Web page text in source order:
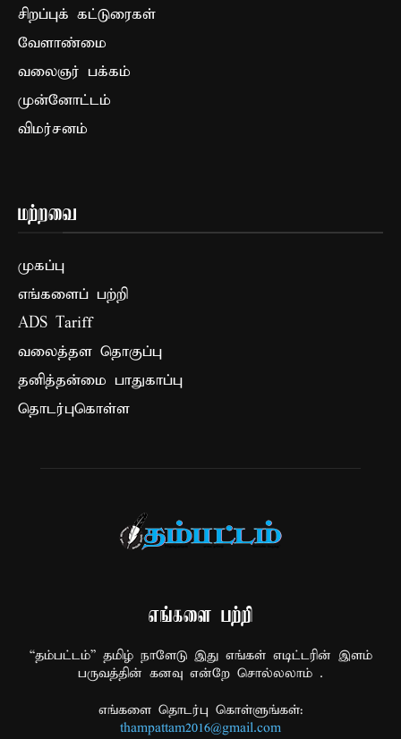
சிறப்புக் கட்டுரைகள்
வேளாண்மை
வலைஞர் பக்கம்
முன்னோட்டம்
விமர்சனம்
மற்றவை
முகப்பு
எங்களைப் பற்றி
ADS Tariff
வலைத்தள தொகுப்பு
தனித்தன்மை பாதுகாப்பு
தொடர்புகொள்ள
எங்களை பற்றி
“தம்பட்டம்” தமிழ் நாளேடு இது எங்கள் எடிட்டரின் இளம்
பருவத்தின் கனவு என்றே சொல்லலாம் .
எங்களை தொடர்பு கொள்ளுங்கள்:
thampattam2016@gmail.com